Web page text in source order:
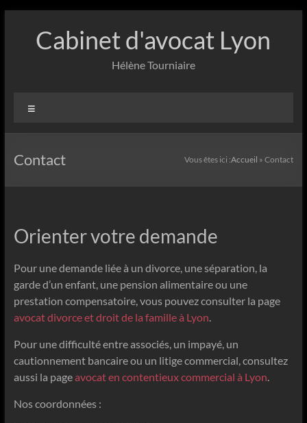
contenuCabinet d'avocat Lyon
Hélène Tourniaire
Contact Vous êtes ici :Accueil »Contact
Orienter votre demande
Pour une demande liée à un divorce, une séparation, la
garde d’un enfant, une pension alimentaire ou une
prestation compensatoire, vous pouvez consulter la page
avocat divorce et droit de la famille à Lyon.
Pour une difficulté entre associés, un impayé, un
cautionnement bancaire ou un litige commercial, consultez
aussi la pageavocat en contentieux commercial à Lyon.
Nos coordonnées :